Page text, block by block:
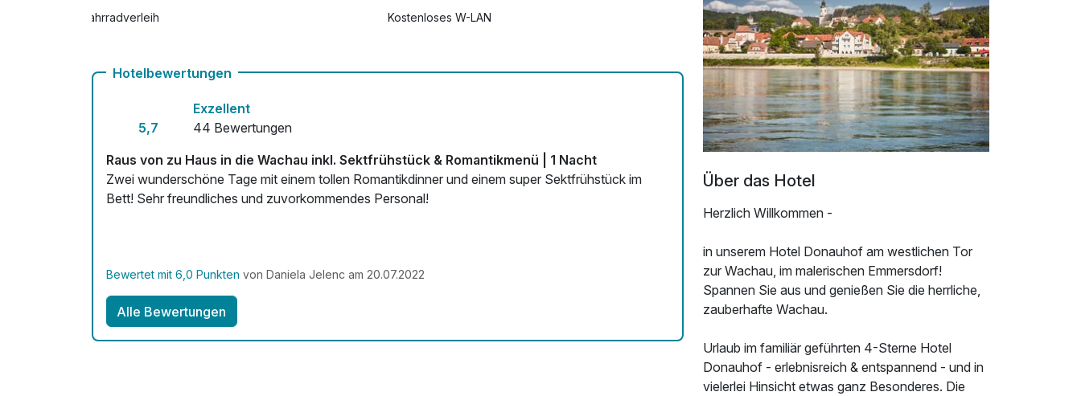
Fahrradverleih Kostenloses W-LAN
Hotelbewertungen
5,7
Exzellent
44 Bewertungen
Raus von zu Haus in die Wachau inkl. Sektfrühstück & Romantikmenü | 1 Nacht
Zwei wunderschöne Tage mit einem tollen Romantikdinner und einem super Sektfrühstück im
Bett! Sehr freundliches und zuvorkommendes Personal!
Bewertet mit 6,0 Punkten von Daniela Jelenc am 20.07.2022
Alle Bewertungen
Über das Hotel
Herzlich Willkommen -
in unserem Hotel Donauhof am westlichen Tor
zur Wachau, im malerischen Emmersdorf!
Spannen Sie aus und genießen Sie die herrliche,
zauberhafte Wachau.
Urlaub im familiär geführten 4-Sterne Hotel
Donauhof - erlebnisreich & entspannend - und in
vielerlei Hinsicht etwas ganz Besonderes. Die